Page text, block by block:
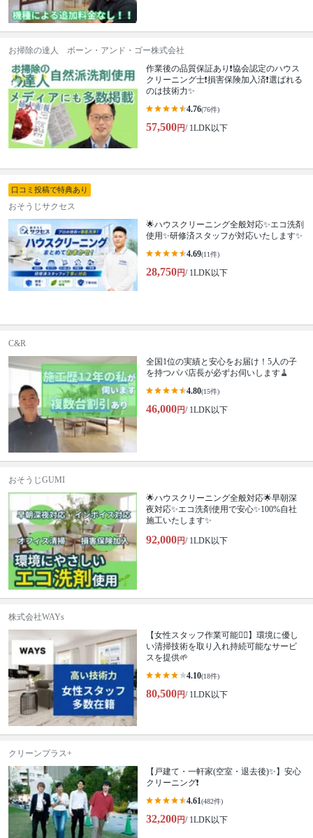
お掃除の達人 ボーン・アンド・ゴー株式会社
作業後の品質保証あり❗️協会認定のハウス
クリーニング士❗️損害保険加入済❗️選ばれる
のは技術力✨
4.76(76件)
57,500円/ 1LDK以下
口コミ投稿で特典あり
おそうじサクセス
🌟ハウスクリーニング全般対応✨エコ洗剤
使用✨研修済スタッフが対応いたします✨
4.69(11件)
28,750円/ 1LDK以下
C&R
全国1位の実績と安心をお届け！5人の子
を持つパパ店長が必ずお伺いします🧹
4.80(15件)
46,000円/ 1LDK以下
おそうじGUMI
🌟ハウスクリーニング全般対応🌟早朝深
夜対応✨エコ洗剤使用で安心✨100%自社
施工いたします✨
92,000円/ 1LDK以下
株式会社WAYs
【女性スタッフ作業可能🙆‍♀️】環境に優し
い清掃技術を取り入れ持続可能なサービ
スを提供🌱
4.10(18件)
80,500円/ 1LDK以下
クリーンプラス+
【戸建て・一軒家(空室・退去後)✨】安心
クリーニング❗️
4.61(482件)
32,200円/ 1LDK以下